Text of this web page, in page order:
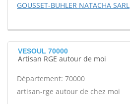
GOUSSET-BUHLER NATACHA SARL
VESOUL 70000
Artisan RGE autour de moi
Département: 70000
artisan-rge autour de chez moi